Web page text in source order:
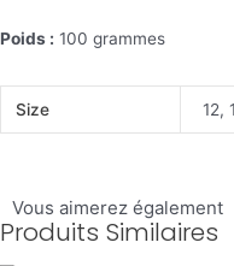
Poids : 100 grammes
Size 12,
Vous aimerez également
Produits Similaires